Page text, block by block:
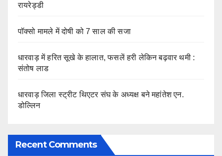
रायरेड्डी
पॉक्सो मामले में दोषी को 7 साल की सजा
धारवाड़ में हरित सूखे के हालात, फसलें हरी लेकिन बढ़वार थमी :
संतोष लाड
धारवाड़ जिला स्ट्रीट थिएटर संघ के अध्यक्ष बने महांतेश एन.
डोल्लिन
Recent Comments